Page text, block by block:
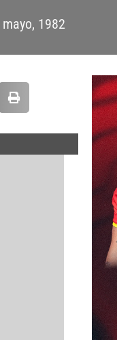
1982